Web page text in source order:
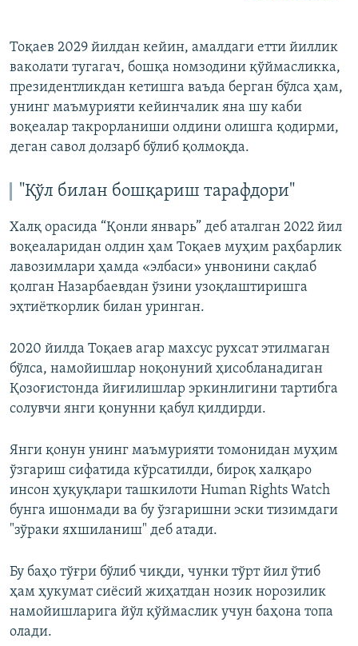
720p 1080p
720p
1080p
Тоқаев 2029 йилдан кейин, амалдаги етти йиллик
ваколати тугагач, бошқа номзодини қўймасликка,
президентликдан кетишга ваъда берган бўлса ҳам,
унинг маъмурияти кейинчалик яна шу каби
воқеалар такрорланиши олдини олишга қодирми,
деган савол долзарб бўлиб қолмоқда.
"Қўл билан бошқариш тарафдори"
Халқ орасида “Қонли январь” деб аталган 2022 йил
воқеаларидан олдин ҳам Тоқаев муҳим раҳбарлик
лавозимлари ҳамда «элбаси» унвонини сақлаб
қолган Назарбаевдан ўзини узоқлаштиришга
эҳтиёткорлик билан уринган.
2020 йилда Тоқаев агар махсус рухсат этилмаган
бўлса, намойишлар ноқонуний ҳисобланадиган
Қозоғистонда йиғилишлар эркинлигини тартибга
солувчи янги қонунни қабул қилдирди.
Янги қонун унинг маъмурияти томонидан муҳим
ўзгариш сифатида кўрсатилди, бироқ халқаро
инсон ҳуқуқлари ташкилоти Human Rights Watch
бунга ишонмади ва бу ўзгаришни эски тизимдаги
"зўраки яхшиланиш" деб атади.
Бу баҳо тўғри бўлиб чиқди, чунки тўрт йил ўтиб
ҳам ҳукумат сиёсий жиҳатдан нозик норозилик
намойишларига йўл қўймаслик учун баҳона топа
олади.